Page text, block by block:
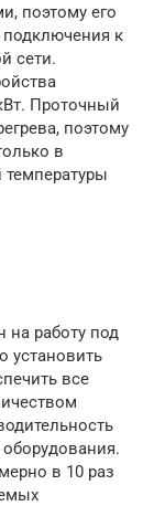
поэтому его
подключения к
сети.
Проточный
поэтому
в
на работу под
установить
все
в 10 раз